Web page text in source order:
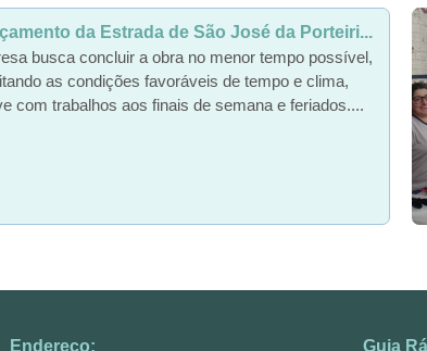
da Estrada de São José da Porteiri...
busca concluir a obra no menor tempo possível,
as condições favoráveis de tempo e clima,
com trabalhos aos finais de semana e feriados....
Endereço: Guia